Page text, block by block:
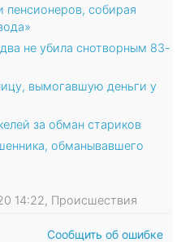
собирая
не убила снотворным 83-
вымогавшую деньги у
за обман стариков
обманывавшего
14:22, Происшествия
Сообщить об ошибке